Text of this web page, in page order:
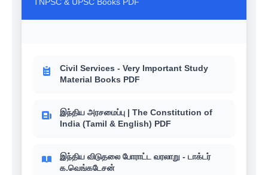
Civil Services - Very Important Study
Material Books PDF
இந்திய அரசமைப்பு | The Constitution of
India (Tamil & English) PDF
இந்திய விடுதலை போராட்ட வரலாறு - டாக்டர்
க.வெங்கடேசன்